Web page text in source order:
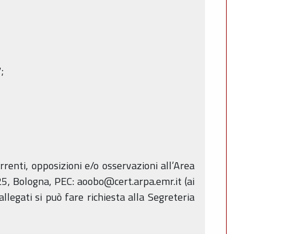
opposizioni e/o osservazioni all’Area
Bologna, PEC: aoobo@cert.arpa.emr.it (ai
si può fare richiesta alla Segreteria